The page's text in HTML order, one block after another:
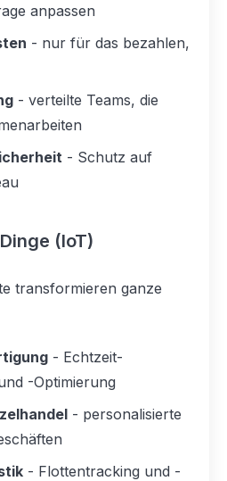
anpassen
- nur für das bezahlen,
- verteilte Teams, die
- Schutz auf
(IoT)
transformieren ganze
- Echtzeit-
-Optimierung
- personalisierte
- Flottentracking und -